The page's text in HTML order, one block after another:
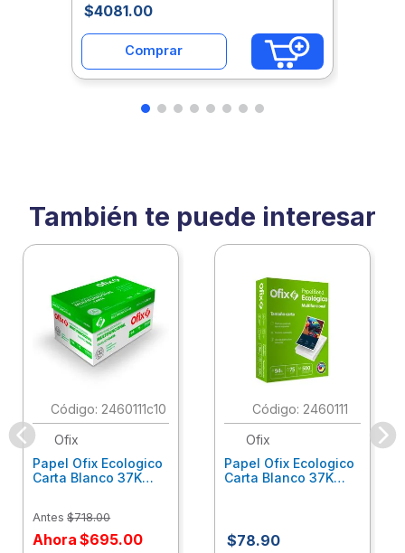
Sahmoiab190
$4081.00
Comprar
También te puede interesar
: 2460111c10
Ofix
Papel Ofix Ecologico
Carta Blanco 37K
Antes $718.00
Ahora $695.00
: 2460111
Ofix
Papel Ofix Ecologico
Carta Blanco 37K
$78.90